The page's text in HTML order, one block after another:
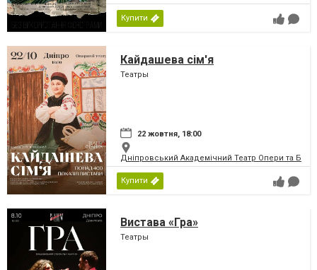
Купити
Кайдашева сім'я
Театры
22 жовтня, 18:00
Дніпровський Академічний Театр Опери та
Купити
Вистава «Гра»
Театры